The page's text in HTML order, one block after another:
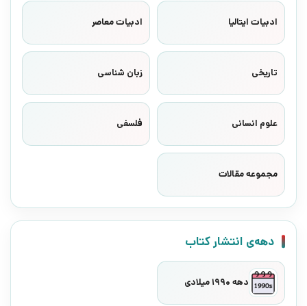
ادبیات ایتالیا ادبیات معاصر
تاریخی زبان شناسی
علوم انسانی فلسفی
مجموعه مقالات
دهه‌ی انتشار کتاب
دهه 1990 میلادی